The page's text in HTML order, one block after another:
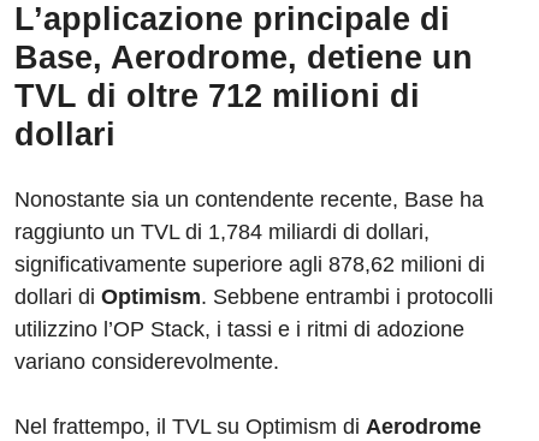
L’applicazione principale di
Base, Aerodrome, detiene un
TVL di oltre 712 milioni di
dollari
Nonostante sia un contendente recente, Base ha
raggiunto un TVL di 1,784 miliardi di dollari,
significativamente superiore agli 878,62 milioni di
dollari di Optimism. Sebbene entrambi i protocolli
utilizzino l’OP Stack, i tassi e i ritmi di adozione
variano considerevolmente.
Nel frattempo, il TVL su Optimism di Aerodrome